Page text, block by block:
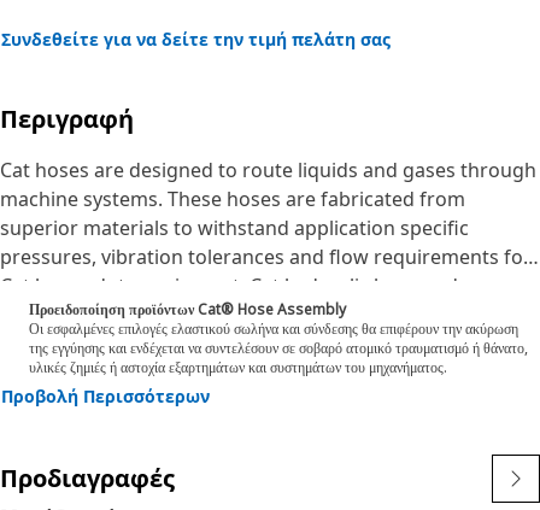
Συνδεθείτε για να δείτε την τιμή πελάτη σας
Περιγραφή
Cat hoses are designed to route liquids and gases through
machine systems. These hoses are fabricated from
superior materials to withstand application specific
pressures, vibration tolerances and flow requirements for
Cat heavy-duty equipment. Cat hydraulic hose and
couplings are subjected to the most rigorous testing
processes in the industry. Every Cat hose and coupling
combination is tested as a system to ensure a perfect fit
that yields maximum safety and dependability. The Cat XT
Caterpillar for high pressure hydraulic applications. These
range from 2500 to 6000 psi (17.5 to 42.0 MPa). The ES
Προειδοποίηση προϊόντων Cat® Hose Assembly
Οι εσφαλμένες επιλογές ελαστικού σωλήνα και σύνδεσης θα επιφέρουν την ακύρωση
της εγγύησης και ενδέχεται να συντελέσουν σε σοβαρό ατομικό τραυματισμό ή θάνατο,
υλικές ζημιές ή αστοχία εξαρτημάτων και συστημάτων του μηχανήματος.
Προβολή Περισσότερων
Προδιαγραφές